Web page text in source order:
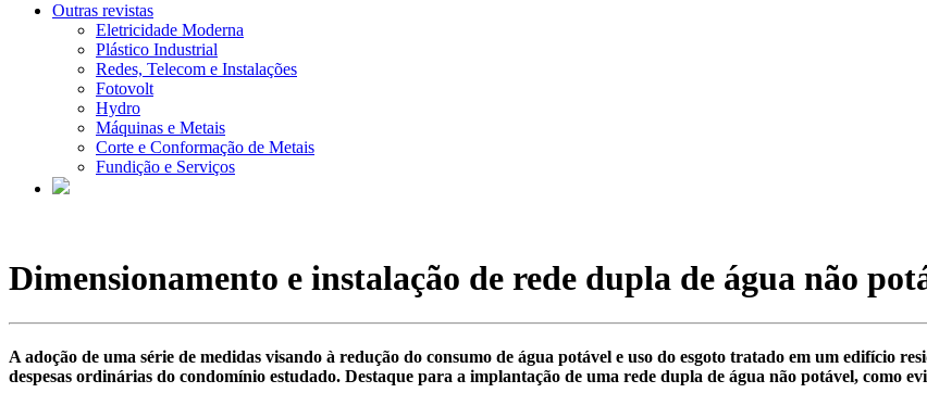
Outras revistas
Eletricidade Moderna
Plástico Industrial
Redes, Telecom e Instalações
Fotovolt
Hydro
Máquinas e Metais
Corte e Conformação de Metais
Fundição e Serviços
Dimensionamento e instalação de rede dupla de água não
A adoção de uma série de medidas visando à redução do consumo de água potável e uso do esgoto tratado em um edifício
despesas ordinárias do condomínio estudado. Destaque para a implantação de uma rede dupla de água não potável, como